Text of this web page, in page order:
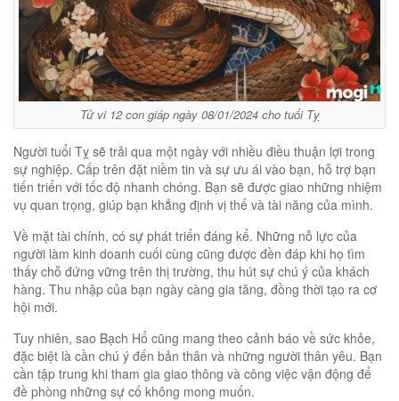
Tử vi 12 con giáp ngày 08/01/2024 cho tuổi Tỵ
Người tuổi Tỵ sẽ trải qua một ngày với nhiều điều thuận lợi trong
sự nghiệp. Cấp trên đặt niềm tin và sự ưu ái vào bạn, hỗ trợ bạn
tiến triển với tốc độ nhanh chóng. Bạn sẽ được giao những nhiệm
vụ quan trọng, giúp bạn khẳng định vị thế và tài năng của mình.
Về mặt tài chính, có sự phát triển đáng kể. Những nỗ lực của
người làm kinh doanh cuối cùng cũng được đền đáp khi họ tìm
thấy chỗ đứng vững trên thị trường, thu hút sự chú ý của khách
hàng. Thu nhập của bạn ngày càng gia tăng, đồng thời tạo ra cơ
hội mới.
Tuy nhiên, sao Bạch Hổ cũng mang theo cảnh báo về sức khỏe,
đặc biệt là cần chú ý đến bản thân và những người thân yêu. Bạn
cần tập trung khi tham gia giao thông và công việc vận động để
đề phòng những sự cố không mong muốn.